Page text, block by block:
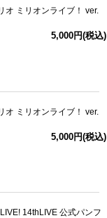
オ ミリオンライブ！ ver.
5,000円(税込)
オ ミリオンライブ！ ver.
5,000円(税込)
14thLIVE 公式パンフ